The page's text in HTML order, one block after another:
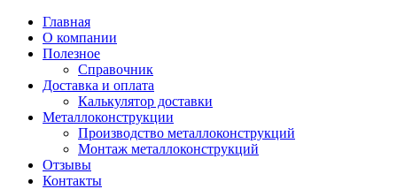
Главная
О компании
Полезное
Справочник
Доставка и оплата
Калькулятор доставки
Металлоконструкции
Производство металлоконструкций
Монтаж металлоконструкций
Отзывы
Контакты